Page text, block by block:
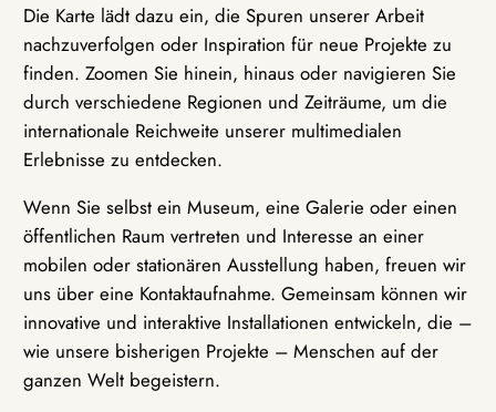
Die Karte lädt dazu ein, die Spuren unserer Arbeit
nachzuverfolgen oder Inspiration für neue Projekte zu
finden. Zoomen Sie hinein, hinaus oder navigieren Sie
durch verschiedene Regionen und Zeiträume, um die
internationale Reichweite unserer multimedialen
Erlebnisse zu entdecken.
Wenn Sie selbst ein Museum, eine Galerie oder einen
öffentlichen Raum vertreten und Interesse an einer
mobilen oder stationären Ausstellung haben, freuen wir
uns über eine Kontaktaufnahme. Gemeinsam können wir
innovative und interaktive Installationen entwickeln, die –
wie unsere bisherigen Projekte – Menschen auf der
ganzen Welt begeistern.